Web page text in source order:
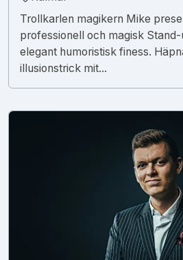
Trollkarlen magikern Mike
professionell och magisk
elegant humoristisk finess.
illusionstrick mit...